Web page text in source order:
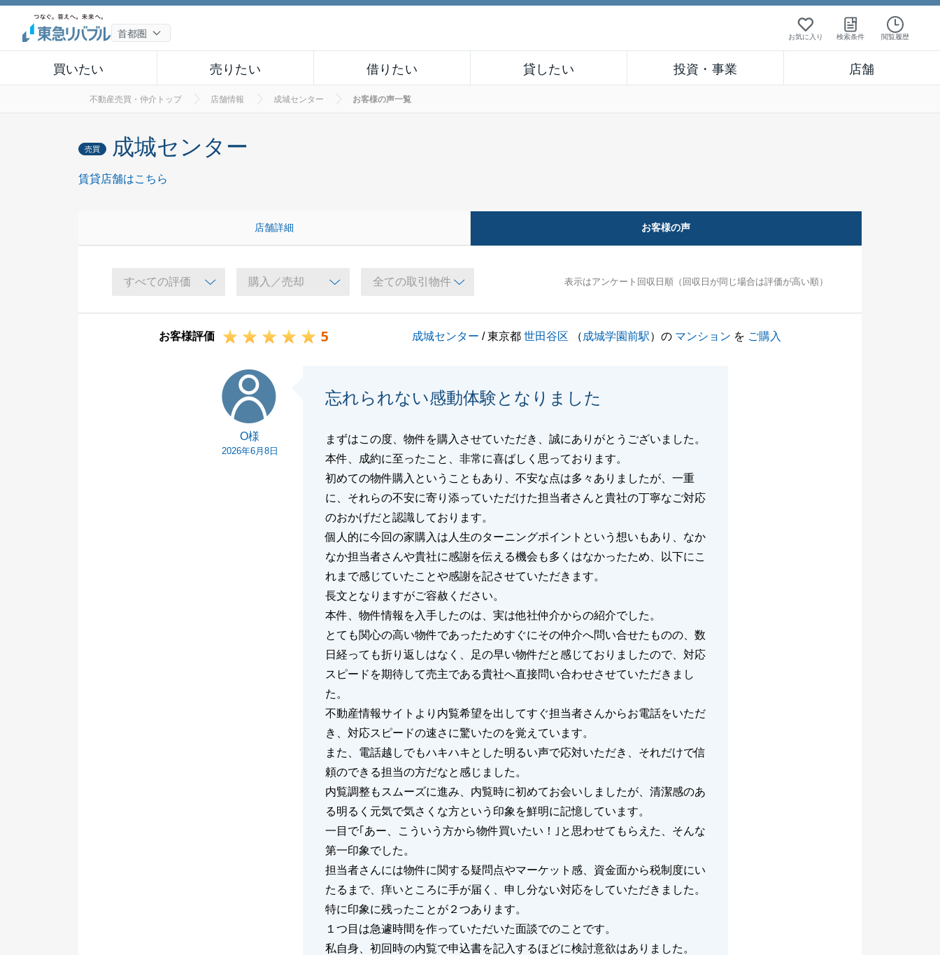
お気に入り 検索条件 閲覧履歴
買いたい 売りたい 借りたい 貸したい 投資・事業 店舗
不動産売買・仲介トップ 店舗情報 成城センター お客様の声一覧
売買 成城センター
賃貸店舗はこちら
店舗詳細 お客様の声
表示はアンケート回収日順（回収日が同じ場合は評価が高い順）
お客様評価 5 成城センター / 東京都世田谷区 （ 成城学園前駅）の マンション を ご購入
O様
2026年6月8日
忘れられない感動体験となりました
まずはこの度、物件を購入させていただき、誠にありがとうございました。
本件、成約に至ったこと、非常に喜ばしく思っております。
初めての物件購入ということもあり、不安な点は多々ありましたが、一重
に、それらの不安に寄り添っていただけた担当者さんと貴社の丁寧なご対応
のおかげだと認識しております。
個人的に今回の家購入は人生のターニングポイントという想いもあり、なか
なか担当者さんや貴社に感謝を伝える機会も多くはなかったため、以下にこ
れまで感じていたことや感謝を記させていただきます。
長文となりますがご容赦ください。
本件、物件情報を入手したのは、実は他社仲介からの紹介でした。
とても関心の高い物件であったためすぐにその仲介へ問い合せたものの、数
日経っても折り返しはなく、足の早い物件だと感じておりましたので、対応
スピードを期待して売主である貴社へ直接問い合わせさせていただきまし
た。
不動産情報サイトより内覧希望を出してすぐ担当者さんからお電話をいただ
き、対応スピードの速さに驚いたのを覚えています。
また、電話越しでもハキハキとした明るい声で応対いただき、それだけで信
頼のできる担当の方だなと感じました。
内覧調整もスムーズに進み、内覧時に初めてお会いしましたが、清潔感のあ
る明るく元気で気さくな方という印象を鮮明に記憶しています。
一目で｢あー、こういう方から物件買いたい！｣と思わせてもらえた、そんな
第一印象でした。
担当者さんには物件に関する疑問点やマーケット感、資金面から税制度にい
たるまで、痒いところに手が届く、申し分ない対応をしていただきました。
特に印象に残ったことが２つあります。
１つ目は急遽時間を作っていただいた面談でのことです。
私自身、初回時の内覧で申込書を記入するほどに検討意欲はありました。